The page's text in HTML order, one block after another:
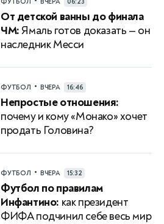
От детской ванны до финала
ЧМ:Ямаль готов доказать — он
наследник Месси
ФУТБОЛ • ВЧЕРА 16:46
Непростые отношения:
почему и кому «Монако» хочет
продать Головина?
ФУТБОЛ • ВЧЕРА 15:32
Футбол по правилам
Инфантино: как президент
ФИФА подчинил себе весь мир